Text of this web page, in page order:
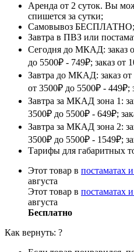
Аренда от 2 суток. Вы
спишется за сутки;
Самовывоз БЕСПЛАТНО;
Завтра в ПВЗ или
Сегодня до МКАД: заказ
до 5500₽ - 749₽; заказ от
Завтра до МКАД: заказ
от 3500₽ до 5500₽ - 449₽;
Завтра за МКАД зона 1:
3500₽ до 5500₽ - 649₽;
Завтра за МКАД зона 2:
3500₽ до 5500₽ - 1549₽;
Тарифы для габаритных
Этот товар в постаматах
августа
Этот товар в постаматах
августа
Бесплатно
Как вернуть: ?